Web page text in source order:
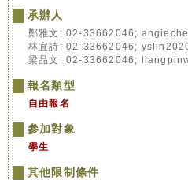
承辦人
鄭雅文; 02-33662046;
林宜詩; 02-33662046;
梁品文; 02-33662046;
報名類型
自由報名
參加對象
學生
其他限制條件